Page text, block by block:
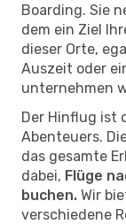
Boarding. Sie
dem ein Ziel
dieser Orte,
Auszeit oder
unternehmen
Der Hinflug ist
Abenteuers.
das gesamte
dabei, Flüge
buchen. Wir
verschiedene